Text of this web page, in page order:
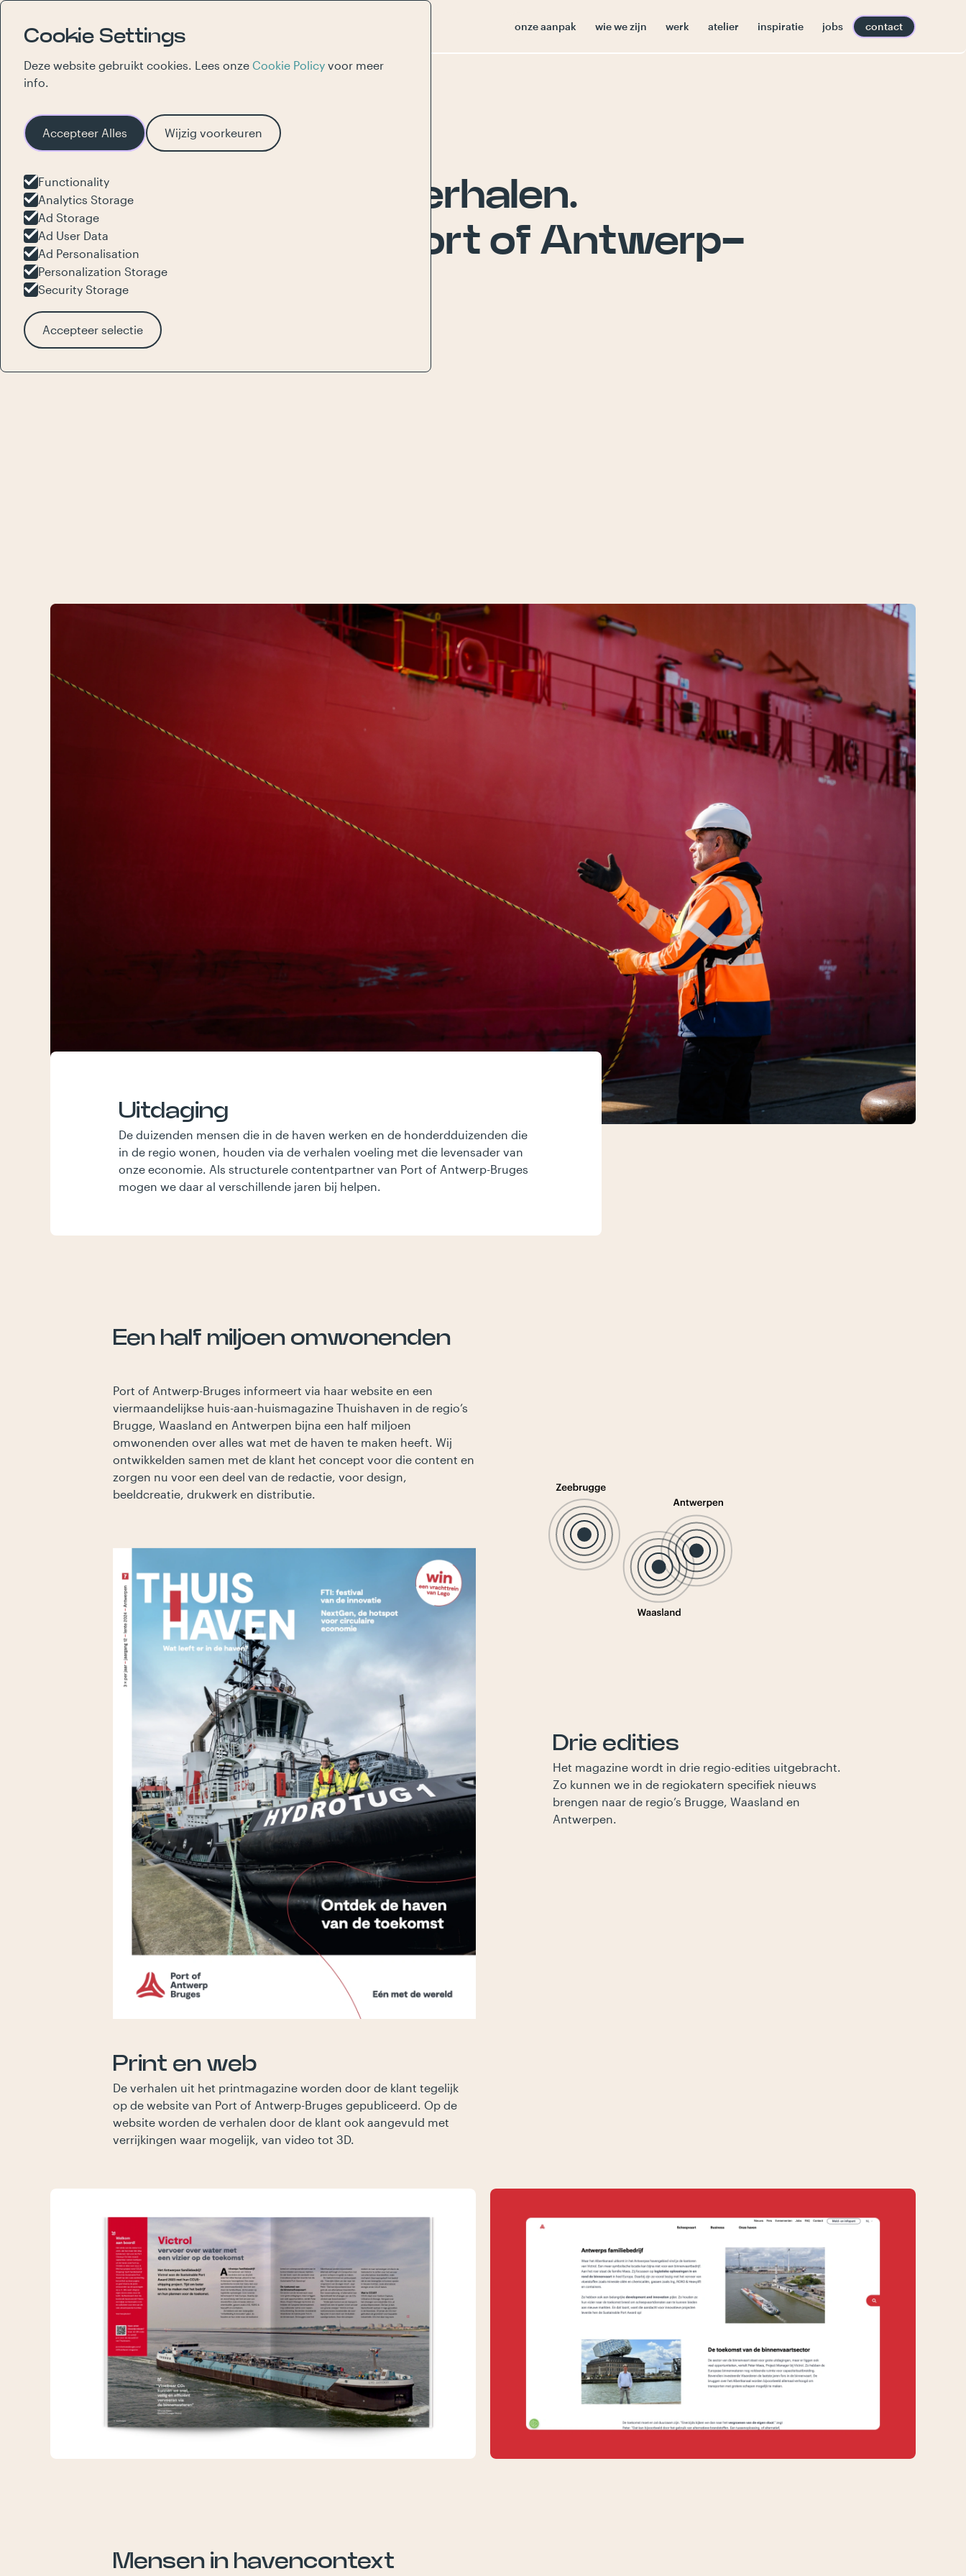
Cookie Settings
Deze website gebruikt cookies. Lees onze Cookie Policy voor meer
info.
Accepteer Alles Wijzig voorkeuren
Functionality
Analytics Storage
Ad Storage
Ad User Data
Ad Personalisation
Personalization Storage
Security Storage
Accepteer selectie
onze aanpak wie we zijn werk atelier inspiratie jobs contact
Een haven vol verhalen.
Content voor Port of Antwerp-
Bruges.
Uitdaging
De duizenden mensen die in de haven werken en de honderdduizenden die
in de regio wonen, houden via de verhalen voeling met die levensader van
onze economie. Als structurele contentpartner van Port of Antwerp-Bruges
mogen we daar al verschillende jaren bij helpen.
Een half miljoen omwonenden
Port of Antwerp-Bruges informeert via haar website en een
viermaandelijkse huis-aan-huismagazine Thuishaven in de regio’s
Brugge, Waasland en Antwerpen bijna een half miljoen
omwonenden over alles wat met de haven te maken heeft. Wij
ontwikkelden samen met de klant het concept voor die content en
zorgen nu voor een deel van de redactie, voor design,
beeldcreatie, drukwerk en distributie.
Drie edities
Het magazine wordt in drie regio-edities uitgebracht.
Zo kunnen we in de regiokatern specifiek nieuws
brengen naar de regio’s Brugge, Waasland en
Antwerpen.
Print en web
De verhalen uit het printmagazine worden door de klant tegelijk
op de website van Port of Antwerp-Bruges gepubliceerd. Op de
website worden de verhalen door de klant ook aangevuld met
verrijkingen waar mogelijk, van video tot 3D.
Mensen in havencontext